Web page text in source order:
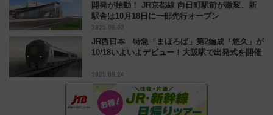
開発が始動！ JR京都線 向日町駅前が激変、新
駅舎は10月18日に一部先行オープン
2025.09.03
JR西日本 特急「まほろば」第2編成「悠久」が
10/18いよいよデビュー！大阪駅で出発式を開催
2025.09.24